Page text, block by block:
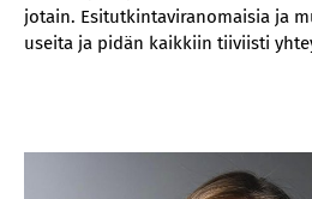
jotain. Esitutkintaviranomaisia ja
useita ja pidän kaikkiin tiiviisti